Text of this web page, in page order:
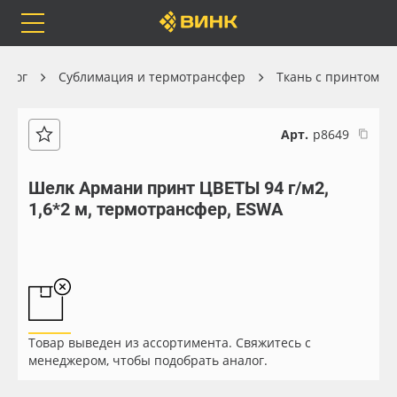
Orafol
Оплата
Рулонные материалы
Чернила
Сублимация и термотрансфер Ткань с принтом
Арт. р8649
Шелк Армани принт ЦВЕТЫ 94 г/м2,
1,6*2 м, термотрансфер, ESWA
Товар выведен из ассортимента. Свяжитесь с
менеджером, чтобы подобрать аналог.